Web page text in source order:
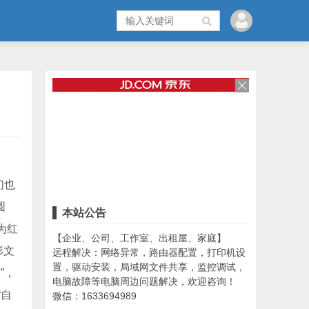
也
红
文
本站公告
【企业、公司、工作室、出租屋、家庭】
远程解决：网络异常，路由器配置，打印机设
置，驱动安装，局域网文件共享，监控调试，
电脑故障等电脑周边问题解决，欢迎咨询！
微信：1633694989